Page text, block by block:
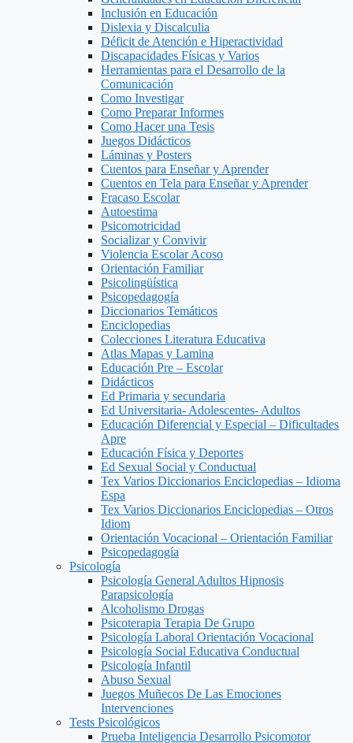
Inclusión en Educación
Dislexia y Discalculia
Déficit de Atención e Hiperactividad
Discapacidades Físicas y Varios
Herramientas para el Desarrollo de la
Comunicación
Como Investigar
Como Preparar Informes
Como Hacer una Tesis
Juegos Didácticos
Láminas y Posters
Cuentos para Enseñar y Aprender
Cuentos en Tela para Enseñar y Aprender
Fracaso Escolar
Autoestima
Psicomotricidad
Socializar y Convivir
Violencia Escolar Acoso
Orientación Familiar
Psicolingüística
Psicopedagogía
Diccionarios Temáticos
Enciclopedias
Colecciones Literatura Educativa
Atlas Mapas y Lamina
Educación Pre – Escolar
Didácticos
Ed Primaria y secundaria
Ed Universitaria- Adolescentes- Adultos
Educación Diferencial y Especial – Dificultades
Apre
Educación Física y Deportes
Ed Sexual Social y Conductual
Tex Varios Diccionarios Enciclopedias – Idioma
Espa
Tex Varios Diccionarios Enciclopedias – Otros
Idiom
Orientación Vocacional – Orientación Familiar
Psicopedagogía
Psicología
Psicología General Adultos Hipnosis
Parapsicología
Alcoholismo Drogas
Psicoterapia Terapia De Grupo
Psicología Laboral Orientación Vocacional
Psicología Social Educativa Conductual
Psicología Infantil
Abuso Sexual
Juegos Muñecos De Las Emociones
Intervenciones
Tests Psicológicos
Prueba Inteligencia Desarrollo Psicomotor